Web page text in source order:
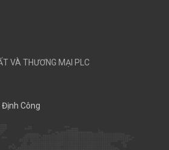
VÀ THƯƠNG MẠI PLC
Công